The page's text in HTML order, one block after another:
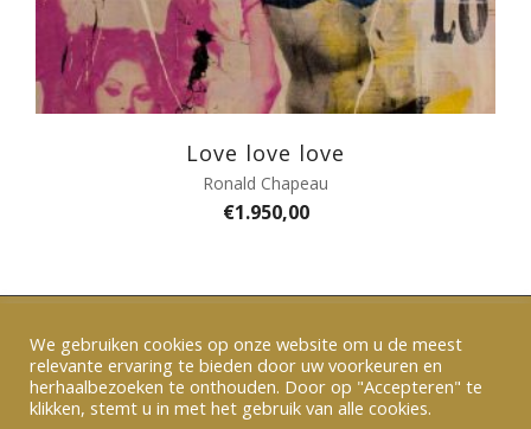
Love love love
Ronald Chapeau
€1.950,00
Verzenden en betalen|Algemene voorwaarden
|Privacy|Contact
We gebruiken cookies op onze website om u de meest
relevante ervaring te bieden door uw voorkeuren en
herhaalbezoeken te onthouden. Door op "Accepteren" te
klikken, stemt u in met het gebruik van alle cookies.